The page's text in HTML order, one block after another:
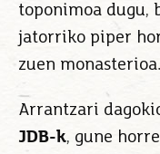
toponimoa dugu,
jatorriko piper
zuen monasterioa.
Arrantzari
JDB-k, gune